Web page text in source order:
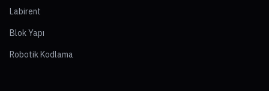
Labirent
Blok Yapı
Robotik Kodlama